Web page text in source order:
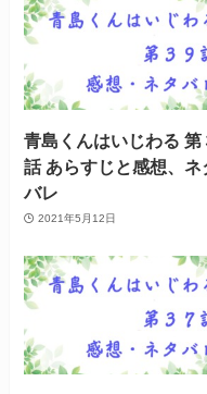
青島くんはいじわる 第
話 あらすじと感想、ネ
バレ
2021年5月12日